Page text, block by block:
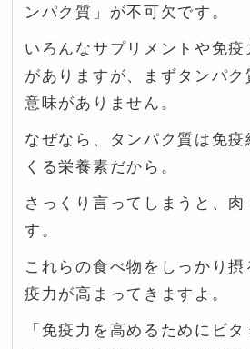
ンパク質」が不可欠です。
いろんなサプリメントや免
がありますが、まずタンパ
意味がありません。
なぜなら、タンパク質は免
くる栄養素だから。
さっくり言ってしまうと、
す。
これらの食べ物をしっかり
疫力が高まってきますよ。
「免疫力を高めるためにビ